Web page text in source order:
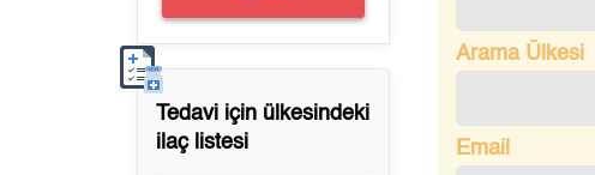
Tedavi için ülkesindeki
ilaç listesi
Arama Ülkesi
Email